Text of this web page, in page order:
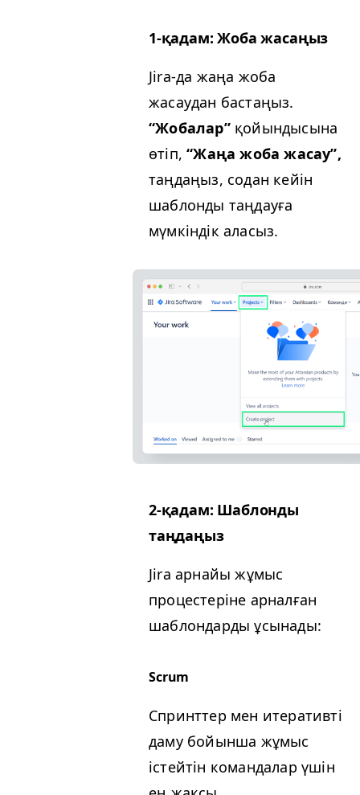
1‑қадам: Жоба жасаңыз
Jira-да жаңа жоба
жасаудан бастаңыз.
“Жобалар”қойындысына
өтіп,“Жаңа жоба жасау”,
таңдаңыз, содан кейін
шаблонды таңдауға
мүмкіндік аласыз.
2‑қадам: Шаблонды
таңдаңыз
Jira арнайы жұмыс
процестеріне арналған
шаблондарды ұсынады:
Scrum
Спринттер мен итеративті
даму бойынша жұмыс
істейтін командалар үшін